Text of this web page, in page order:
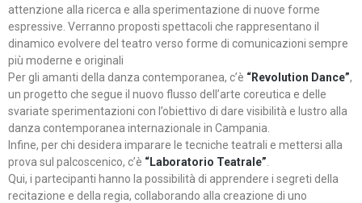
attenzione alla ricerca e alla sperimentazione di nuove forme
espressive. Verranno proposti spettacoli che rappresentano il
dinamico evolvere del teatro verso forme di comunicazioni sempre
più moderne e originali
Per gli amanti della danza contemporanea, c’è “Revolution Dance”,
un progetto che segue il nuovo flusso dell’arte coreutica e delle
svariate sperimentazioni con l’obiettivo di dare visibilità e lustro alla
danza contemporanea internazionale in Campania.
Infine, per chi desidera imparare le tecniche teatrali e mettersi alla
prova sul palcoscenico, c’è “Laboratorio Teatrale”
Qui, i partecipanti hanno la possibilità di apprendere i segreti della
recitazione e della regia, collaborando alla creazione di uno